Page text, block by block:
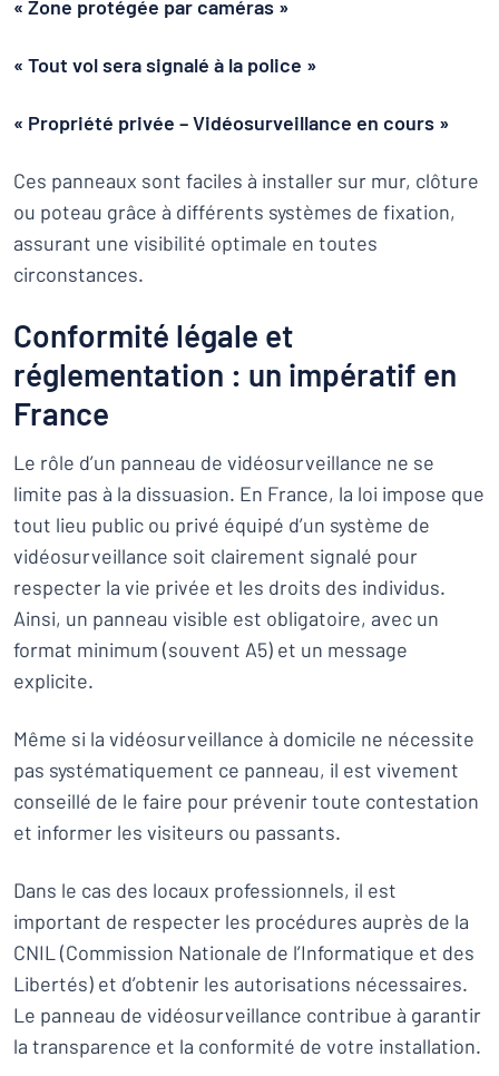
« Zone protégée par caméras »
« Tout vol sera signalé à la police »
« Propriété privée – Vidéosurveillance en cours »
Ces panneaux sont faciles à installer sur mur, clôture
ou poteau grâce à différents systèmes de fixation,
assurant une visibilité optimale en toutes
circonstances.
Conformité légale et
réglementation : un impératif en
France
Le rôle d’un panneau de vidéosurveillance ne se
limite pas à la dissuasion. En France, la loi impose que
tout lieu public ou privé équipé d’un système de
vidéosurveillance soit clairement signalé pour
respecter la vie privée et les droits des individus.
Ainsi, un panneau visible est obligatoire, avec un
format minimum (souvent A5) et un message
explicite.
Même si la vidéosurveillance à domicile ne nécessite
pas systématiquement ce panneau, il est vivement
conseillé de le faire pour prévenir toute contestation
et informer les visiteurs ou passants.
Dans le cas des locaux professionnels, il est
important de respecter les procédures auprès de la
CNIL (Commission Nationale de l’Informatique et des
Libertés) et d’obtenir les autorisations nécessaires.
Le panneau de vidéosurveillance contribue à garantir
la transparence et la conformité de votre installation.